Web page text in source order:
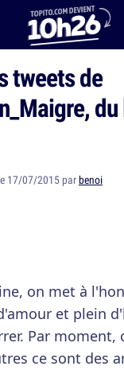
tweets de
17/07/2015 parbenoi
on met à
et plein
Par moment,
ce sont des